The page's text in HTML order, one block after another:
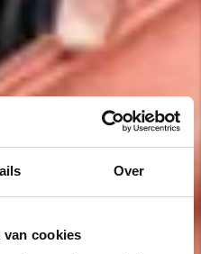
Over
van cookies